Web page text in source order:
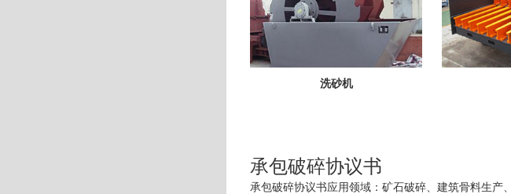
洗砂机
承包破碎协议书
承包破碎协议书应用领域：矿石破碎、建筑骨料生